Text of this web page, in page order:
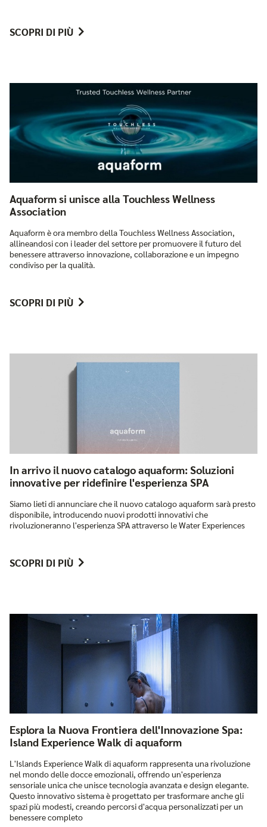
SCOPRI DI PIÙ
Aquaform si unisce alla Touchless Wellness
Association
Aquaform è ora membro della Touchless Wellness Association,
allineandosi con i leader del settore per promuovere il futuro del
benessere attraverso innovazione, collaborazione e un impegno
condiviso per la qualità.
SCOPRI DI PIÙ
In arrivo il nuovo catalogo aquaform: Soluzioni
innovative per ridefinire l'esperienza SPA
Siamo lieti di annunciare che il nuovo catalogo aquaform sarà presto
disponibile, introducendo nuovi prodotti innovativi che
rivoluzioneranno l'esperienza SPA attraverso le Water Experiences
SCOPRI DI PIÙ
Esplora la Nuova Frontiera dell'Innovazione Spa:
Island Experience Walk di aquaform
L'Islands Experience Walk di aquaform rappresenta una rivoluzione
nel mondo delle docce emozionali, offrendo un'esperienza
sensoriale unica che unisce tecnologia avanzata e design elegante.
Questo innovativo sistema è progettato per trasformare anche gli
spazi più modesti, creando percorsi d'acqua personalizzati per un
benessere completo